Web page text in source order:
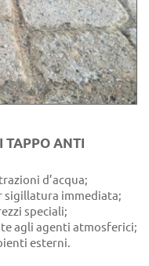
TAPPO ANTI
d’acqua;
sigillatura immediata;
speciali;
agli agenti atmosferici;
esterni.